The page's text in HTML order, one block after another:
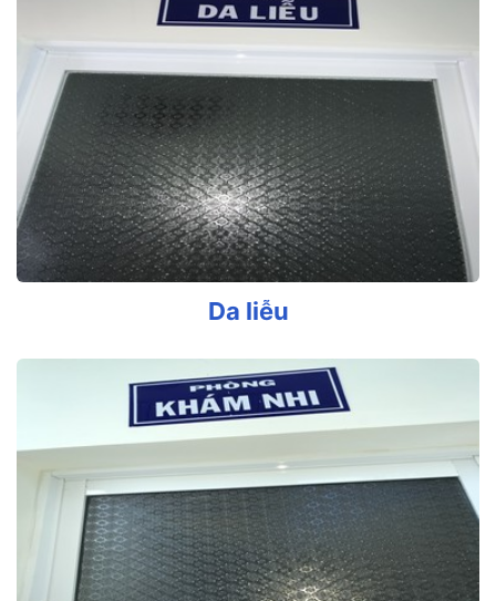
Da liễu